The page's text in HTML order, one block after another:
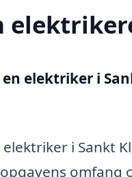
elektriker i
i Sankt
omfang